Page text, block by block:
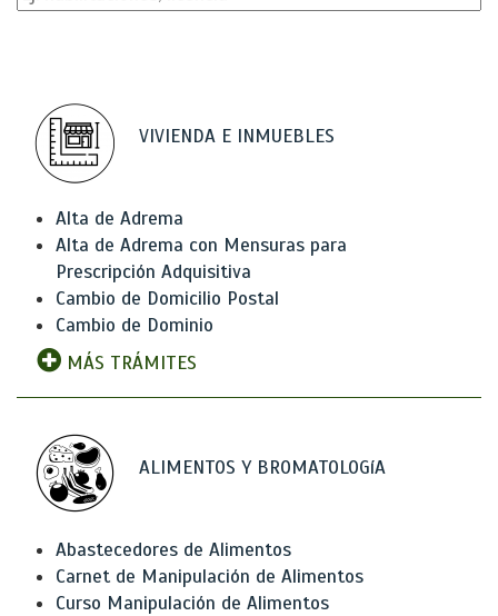
VIVIENDA E INMUEBLES
Alta de Adrema
Alta de Adrema con Mensuras para
Prescripción Adquisitiva
Cambio de Domicilio Postal
Cambio de Dominio
MÁS TRÁMITES
ALIMENTOS Y BROMATOLOGíA
Abastecedores de Alimentos
Carnet de Manipulación de Alimentos
Curso Manipulación de Alimentos